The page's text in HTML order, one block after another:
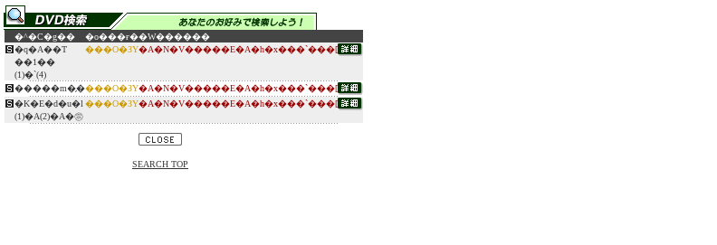
�^�C�g�� �o���ғ��W������
�q�A��T
��1��
(1)�`(4)
���O�ЗY�A�N�V�����E�A�h�x���`���[
�����m�̗����O�ЗY�A�N�V�����E�A�h�x���`���[
�K�E�d�u�l
(1)�A(2)�A�㊪
���O�ЗY�A�N�V�����E�A�h�x���`���[
SEARCH TOP